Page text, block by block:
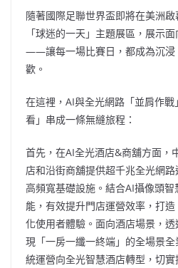
隨著國際足聯世界盃即將在美洲
「球迷的一天」主題展區，展示
——讓每一場比賽日，都成為沉浸
歡。
在這裡，AI與全光網路「並肩作戰
看」串成一條無縫旅程：
首先，在AI全光酒店&商舖方面，
店和沿街商舖提供超千兆全光網
高頻寬基礎設施。結合AI攝像頭
能，有效提升門店運營效率，打
化使用者體驗。面向酒店場景，
現「一房一纖一終端」的全場景
統運營向全光智慧酒店轉型，切